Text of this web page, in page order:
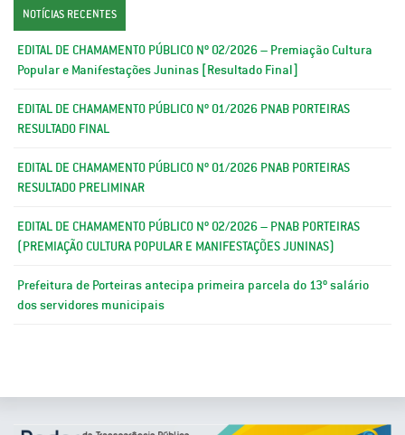
NOTÍCIAS RECENTES
EDITAL DE CHAMAMENTO PÚBLICO Nº 02/2026 – Premiação Cultura
Popular e Manifestações Juninas [Resultado Final]
EDITAL DE CHAMAMENTO PÚBLICO Nº 01/2026 PNAB PORTEIRAS
RESULTADO FINAL
EDITAL DE CHAMAMENTO PÚBLICO Nº 01/2026 PNAB PORTEIRAS
RESULTADO PRELIMINAR
EDITAL DE CHAMAMENTO PÚBLICO Nº 02/2026 – PNAB PORTEIRAS
(PREMIAÇÃO CULTURA POPULAR E MANIFESTAÇÕES JUNINAS)
Prefeitura de Porteiras antecipa primeira parcela do 13º salário
dos servidores municipais